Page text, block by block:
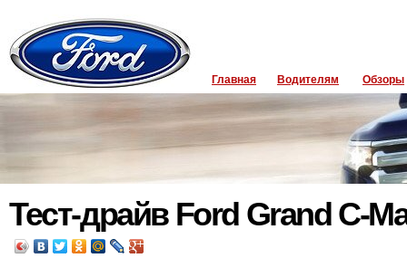
Главная Водителям Обзоры
Тест-драйв Ford Grand C-